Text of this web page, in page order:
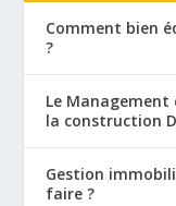
Comment bien
?
Le Management
la construction
Gestion
faire ?